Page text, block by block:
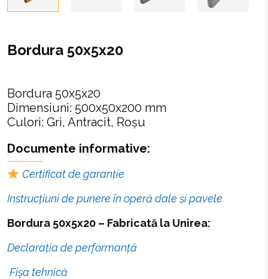
Bordura 50x5x20
Bordura 50x5x20
Dimensiuni: 500x50x200 mm
Culori: Gri, Antracit, Roșu
Documente informative:
Certificat de garanție
Instrucțiuni de punere în operă dale și pavele
Bordura 50x5x20 – Fabricată la Unirea:
Declarația de performanță
Fișa tehnică